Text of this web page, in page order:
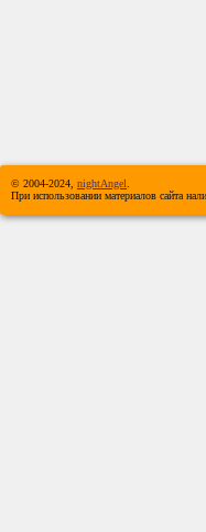
© 2004-2024, nightAngel
При использовании материалов сайта